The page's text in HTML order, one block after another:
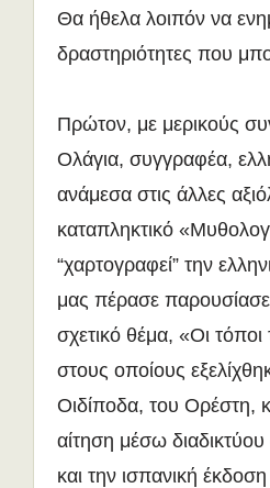
Θα ήθελα λοιπόν να
δραστηριότητες που
Πρώτον, με μερικούς
Ολάγια, συγγραφέα,
ανάμεσα στις άλλες
καταπληκτικό
“χαρτογραφεί” την
μας πέρασε παρουσίασε
σχετικό θέμα, «Οι
στους οποίους
Οιδίποδα, του Ορέστη,
αίτηση μέσω
και την ισπανική